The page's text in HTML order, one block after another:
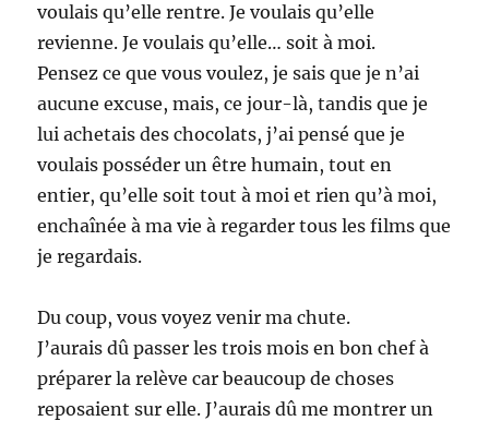
voulais qu’elle rentre. Je voulais qu’elle
revienne. Je voulais qu’elle… soit à moi.
Pensez ce que vous voulez, je sais que je n’ai
aucune excuse, mais, ce jour-là, tandis que je
lui achetais des chocolats, j’ai pensé que je
voulais posséder un être humain, tout en
entier, qu’elle soit tout à moi et rien qu’à moi,
enchaînée à ma vie à regarder tous les films que
je regardais.
Du coup, vous voyez venir ma chute.
J’aurais dû passer les trois mois en bon chef à
préparer la relève car beaucoup de choses
reposaient sur elle. J’aurais dû me montrer un